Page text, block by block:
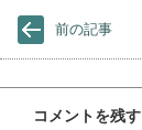
前の記事
コメントを残す